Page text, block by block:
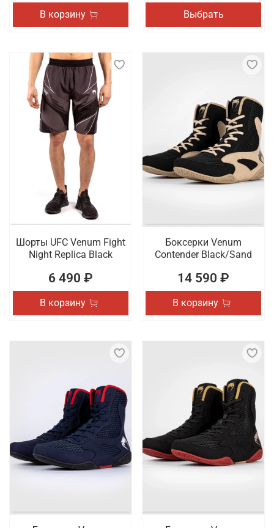
В корзину Выбрать
Шорты UFC Venum Fight
Night Replica Black
6 490 ₽
В корзину
Боксерки Venum
Contender Black/Sand
14 590 ₽
В корзину